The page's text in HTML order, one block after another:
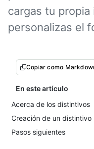
cargas tu
personalizas el
Copiar como
En este artículo
Acerca de los distintivos
Creación de un distintivo
Pasos siguientes